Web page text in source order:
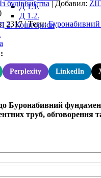
Д 1.1.
Д 1.2.
2. Кошториси
Із будівництва|Добавил:
: 2317 |Теги:
Perplexity LinkedIn
Буронабивний
труб, обговорення